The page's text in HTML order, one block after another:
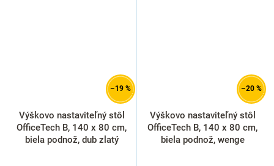
–19 %
Výškovo nastaviteľný stôl
OfficeTech B, 140 x 80 cm,
biela podnož, dub zlatý
–20 %
Výškovo nastaviteľný stôl
OfficeTech B, 140 x 80 cm,
biela podnož, wenge